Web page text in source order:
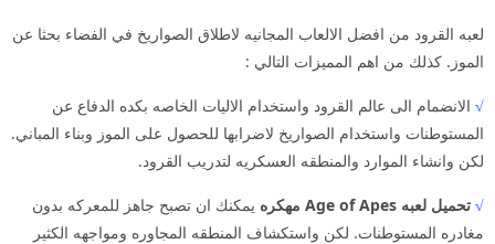
لعبه القرود من افضل الالعاب المجانيه لاطلاق الصواريخ في الفضاء بحثا عن
الموز. كذلك من اهم المميزات التالي :
√ الانضمام الى عالم القرود واستخدام الاليات الخاصه بكده الدفاع عن
المستوطنات واستخدام الصواريخ لاضرابها للحصول على الموز وبناء المباني.
لكن وانشاء الموارد والمنطقه العسكريه لتدريب القرود.
√ تحميل لعبه Age of Apes مهكره
يمكنك ان تصبح جاهز للمعركه بدون
مغادره المستوطنات. لكن واستكشاف المنطقه المجاوره ومواجهه الكثير